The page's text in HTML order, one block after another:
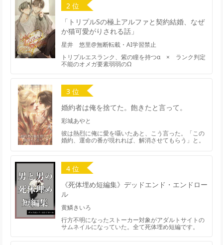
2 位
「トリプルSの極上アルファと契約結婚、なぜ
か猫可愛がりされる話」
星井 悠里@無断転載・AI学習禁止
トリプルエスランク、紫の瞳を持つα × ランク判定
不能のオメガ要素弱弱のΩ
3 位
婚約者は俺を捨てた。飽きたと言って。
彩城あやと
彼は熱烈に俺に愛を囁いたあと、こう言った。「この
婚約、運命の番が現れれば、解消させてもらう」と。
4 位
《死体埋め短編集》デッドエンド・エンドロー
ル
黄鱗きいろ
行方不明になったストーカー対象がアダルトサイトの
サムネイルになっていた。全て死体埋め短編です。